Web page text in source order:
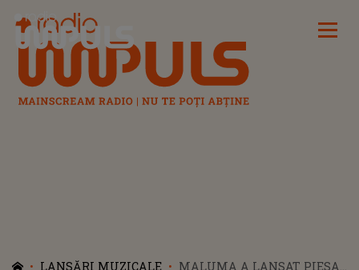
Radio Impuls
LANSĂRI MUZICALE
MALUMA A LANSAT PIESA